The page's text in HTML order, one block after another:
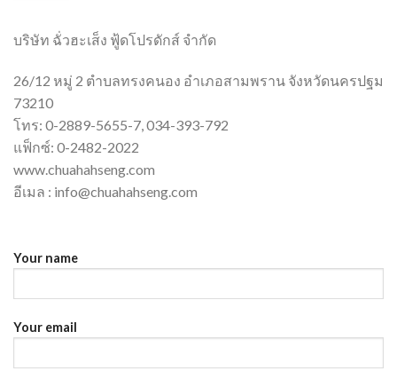
บริษัท ฉั่วฮะเส็ง ฟู้ดโปรดักส์ จำกัด
26/12 หมู่ 2 ตำบลทรงคนอง อำเภอสามพราน จังหวัดนครปฐม
73210
โทร: 0-2889-5655-7, 034-393-792
แฟ็กซ์: 0-2482-2022
www.chuahahseng.com
อีเมล : info@chuahahseng.com
Your name
Your email